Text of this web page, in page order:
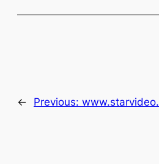
← Previous: